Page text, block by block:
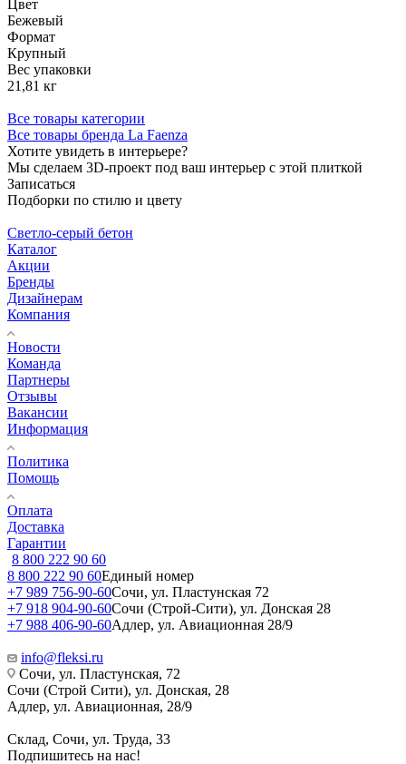
Цвет
Бежевый
Формат
Крупный
Вес упаковки
21,81 кг
Все товары категории
Все товары бренда La Faenza
Хотите увидеть в интерьере?
Мы сделаем 3D-проект под ваш интерьер с этой плиткой
Записаться
Подборки по стилю и цвету
Светло-серый бетон
Каталог
Акции
Бренды
Дизайнерам
Компания
Новости
Команда
Партнеры
Отзывы
Вакансии
Информация
Политика
Помощь
Оплата
Доставка
Гарантии
8 800 222 90 60
8 800 222 90 60Единый номер
+7 989 756-90-60Сочи, ул. Пластунская 72
+7 918 904-90-60Сочи (Строй-Сити), ул. Донская 28
+7 988 406-90-60Адлер, ул. Авиационная 28/9
info@fleksi.ru
Сочи, ул. Пластунская, 72
Сочи (Строй Сити), ул. Донская, 28
Адлер, ул. Авиационная, 28/9
Склад, Сочи, ул. Труда, 33
Подпишитесь на нас!